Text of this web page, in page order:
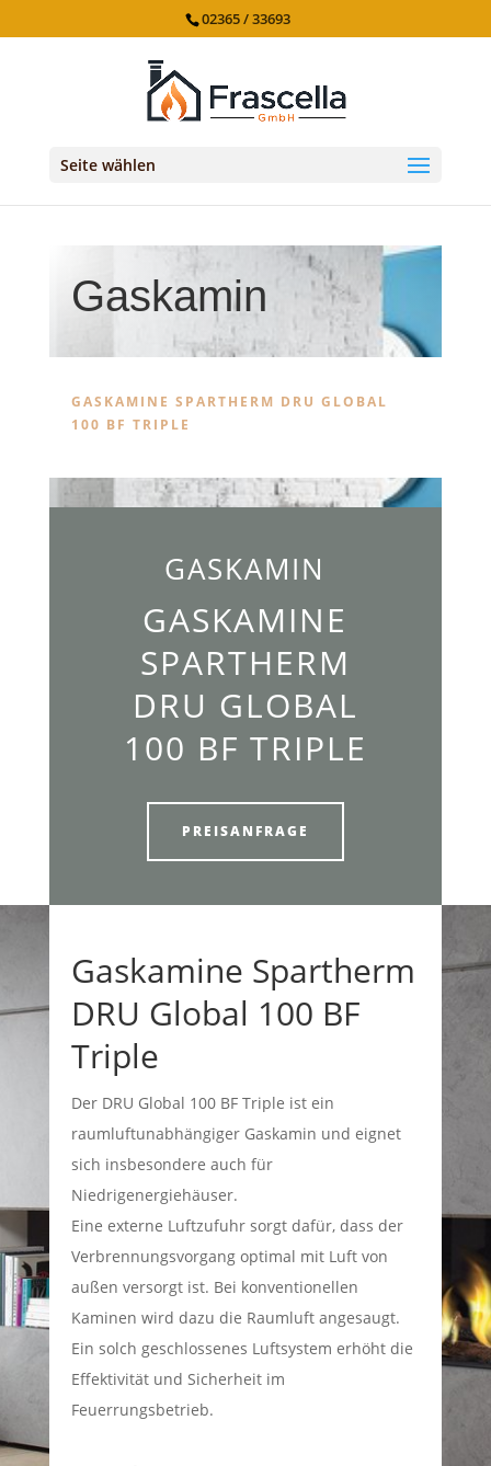
02365 / 33693
Seite wählen
Gaskamin
GASKAMINE SPARTHERM DRU GLOBAL
100 BF TRIPLE
GASKAMIN
GASKAMINE
SPARTHERM
DRU GLOBAL
100 BF TRIPLE
PREISANFRAGE
Gaskamine Spartherm
DRU Global 100 BF
Triple
Der DRU Global 100 BF Triple ist ein
raumluftunabhängiger Gaskamin und eignet
sich insbesondere auch für
Niedrigenergiehäuser.
Eine externe Luftzufuhr sorgt dafür, dass der
Verbrennungsvorgang optimal mit Luft von
außen versorgt ist. Bei konventionellen
Kaminen wird dazu die Raumluft angesaugt.
Ein solch geschlossenes Luftsystem erhöht die
Effektivität und Sicherheit im
Feuerrungsbetrieb.